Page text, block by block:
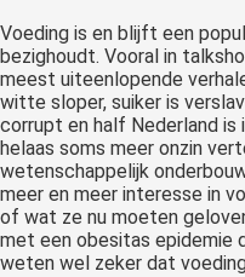
Voeding is en blijft een
bezighoudt. Vooral in
meest uiteenlopende
witte sloper, suiker is
corrupt en half Nederland
helaas soms meer onzin
wetenschappelijk
meer en meer interesse in
of wat ze nu moeten
met een obesitas epidemie
weten wel zeker dat